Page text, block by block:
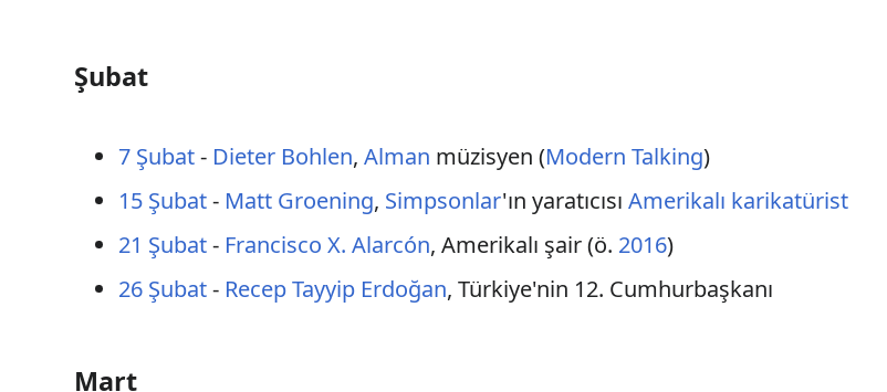
Şubat
7 Şubat- Dieter Bohlen,Alman müzisyen (Modern Talking)
15 Şubat- Matt Groening, Simpsonlar'ın yaratıcısıAmerikalı karikatürist
21 Şubat- Francisco X. Alarcón, Amerikalı şair (ö. 2016)
26 Şubat- Recep Tayyip Erdoğan, Türkiye'nin 12. Cumhurbaşkanı
Mart